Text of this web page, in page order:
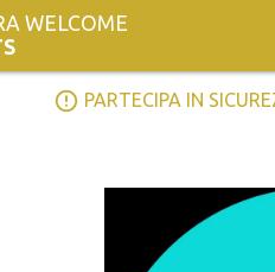
WELCOME
error_outline PARTECIPA IN